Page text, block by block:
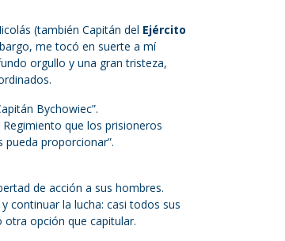
(también Capitán del Ejército
me tocó en suerte a mí
orgullo y una gran tristeza,
Bychowiec”.
Regimiento que los prisioneros
proporcionar”.
de acción a sus hombres.
continuar la lucha: casi todos sus
opción que capitular.